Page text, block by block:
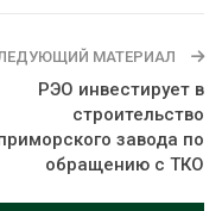
МАТЕРИАЛ
РЭО инвестирует в
строительство
завода по
обращению с ТКО